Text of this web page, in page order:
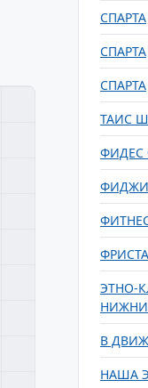
СПАРТА
СПАРТА
СПАРТА
ТАИС
ФИДЕС
ЭТНО-
В
НАША